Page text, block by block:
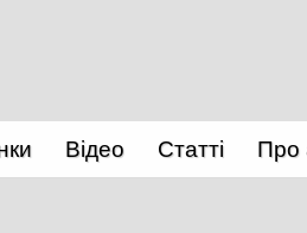
Відео Статті Про